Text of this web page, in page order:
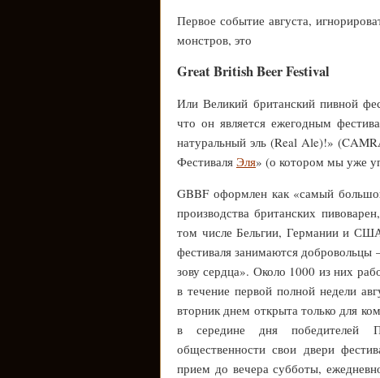
Первое событие августа,
монстров, это
Great British Beer Festival
Или Великий британский пивной
что он является ежегодным
натуральный эль (Real Ale)!»
Фестиваля Эля» (о котором мы уже
GBBF оформлен как «самый
производства британских
том числе Бельгии, Германии и
фестиваля занимаются добровольцы
зову сердца». Около 1000 из них
в течение первой полной недели
вторник днем ​​открыта только для
в середине дня победителей
общественности свои двери
прием до вечера субботы,